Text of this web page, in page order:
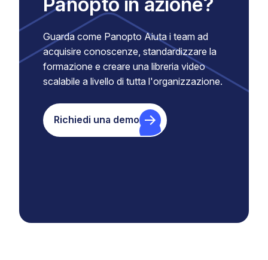
Guarda come Panopto Aiuta i team ad
acquisire conoscenze, standardizzare la
formazione e creare una libreria video
scalabile a livello di tutta l'organizzazione.
Richiedi una demo